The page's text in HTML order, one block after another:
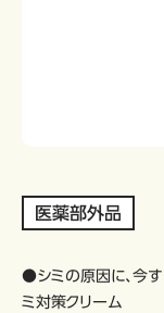
医薬部外品
●シミの原因に、今
ミ対策クリーム